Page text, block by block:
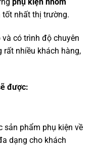
nhất thị trường.
có trình độ chuyên
rất nhiều khách hàng,
được:
sản phẩm phụ kiện về
dạng cho khách